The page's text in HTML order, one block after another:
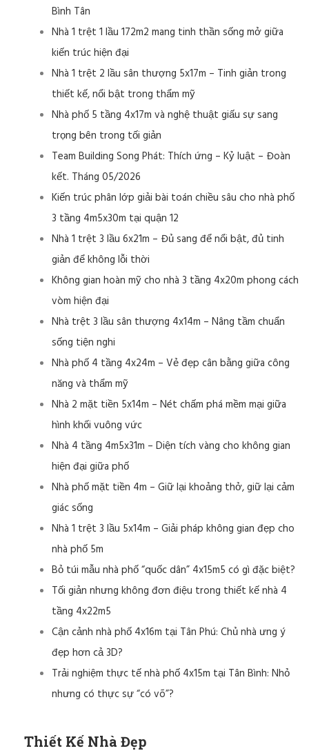
Bình Tân
Nhà 1 trệt 1 lầu 172m2 mang tinh thần sống mở giữa
kiến trúc hiện đại
Nhà 1 trệt 2 lầu sân thượng 5x17m – Tinh giản trong
thiết kế, nổi bật trong thẩm mỹ
Nhà phố 5 tầng 4x17m và nghệ thuật giấu sự sang
trọng bên trong tối giản
Team Building Song Phát: Thích ứng – Kỷ luật – Đoàn
kết. Tháng 05/2026
Kiến trúc phân lớp giải bài toán chiều sâu cho nhà phố
3 tầng 4m5x30m tại quận 12
Nhà 1 trệt 3 lầu 6x21m – Đủ sang để nổi bật, đủ tinh
giản để không lỗi thời
Không gian hoàn mỹ cho nhà 3 tầng 4x20m phong cách
vòm hiện đại
Nhà trệt 3 lầu sân thượng 4x14m – Nâng tầm chuẩn
sống tiện nghi
Nhà phố 4 tầng 4x24m – Vẻ đẹp cân bằng giữa công
năng và thẩm mỹ
Nhà 2 mặt tiền 5x14m – Nét chấm phá mềm mại giữa
hình khối vuông vức
Nhà 4 tầng 4m5x31m – Diện tích vàng cho không gian
hiện đại giữa phố
Nhà phố mặt tiền 4m – Giữ lại khoảng thở, giữ lại cảm
giác sống
Nhà 1 trệt 3 lầu 5x14m – Giải pháp không gian đẹp cho
nhà phố 5m
Bỏ túi mẫu nhà phố “quốc dân” 4x15m5 có gì đặc biệt?
Tối giản nhưng không đơn điệu trong thiết kế nhà 4
tầng 4x22m5
Cận cảnh nhà phố 4x16m tại Tân Phú: Chủ nhà ưng ý
đẹp hơn cả 3D?
Trải nghiệm thực tế nhà phố 4x15m tại Tân Bình: Nhỏ
nhưng có thực sự “có võ”?
Thiết Kế Nhà Đẹp